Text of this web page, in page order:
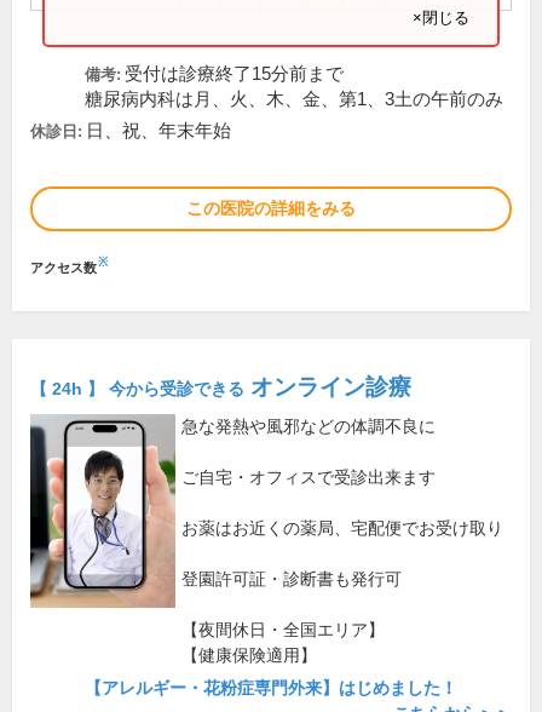
×閉じる
備考: 受付は診療終了15分前まで
糖尿病内科は月、火、木、金、第1、3土の午前のみ
休診日: 日、祝、年末年始
この医院の詳細をみる
アクセス数※
【 24h 】 今から受診できる オンライン診療
急な発熱や風邪などの体調不良に
ご自宅・オフィスで受診出来ます
お薬はお近くの薬局、宅配便でお受け取り
登園許可証・診断書も発行可
【夜間休日・全国エリア】
【健康保険適用】
【アレルギー・花粉症専門外来】はじめました！